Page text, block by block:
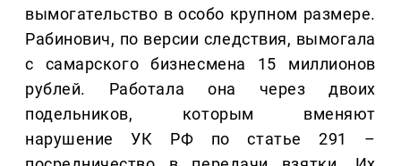
вымогательство в особо крупном размере.
Рабинович, по версии следствия, вымогала
с самарского бизнесмена 15 миллионов
рублей. Работала она через двоих
подельников, которым вменяют
нарушение УК РФ по статье 291 –